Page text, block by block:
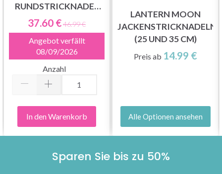
RUNDSTRICKNADEL
SET CHUNKY
37.60 €46.99 €
Angebot verfällt
08/09/2026
Anzahl
In den Warenkorb
LANTERN MOON
JACKENSTRICKNADELN
(25 UND 35 CM)
Preis ab 14.99 €
Alle Optionen ansehen
Sparen Sie bis zu 50%